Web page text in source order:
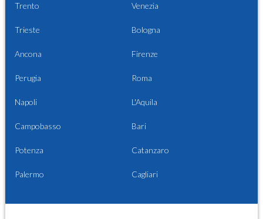
Trento Venezia
Trieste Bologna
Ancona Firenze
Perugia Roma
Napoli L'Aquila
Campobasso Bari
Potenza Catanzaro
Palermo Cagliari